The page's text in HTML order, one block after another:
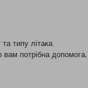
типу літака.
потрібна допомога,